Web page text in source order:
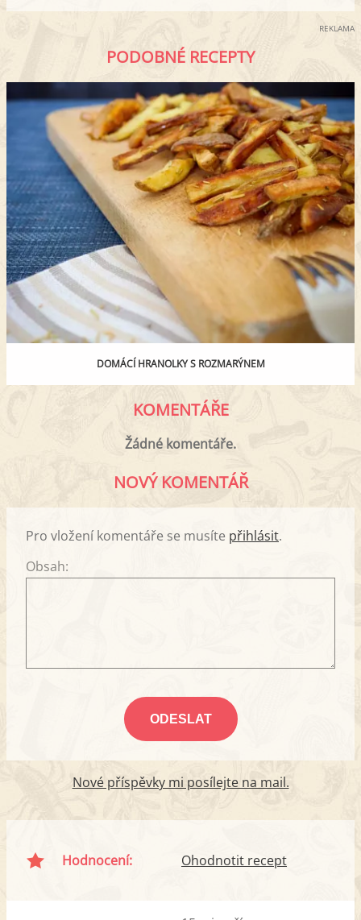
REKLAMA
PODOBNÉ RECEPTY
DOMÁCÍ HRANOLKY S ROZMARÝNEM
KOMENTÁŘE
Žádné komentáře.
NOVÝ KOMENTÁŘ
Pro vložení komentáře se musíte přihlásit.
Obsah:
Nové příspěvky mi posílejte na mail.
Hodnocení: Ohodnotit recept